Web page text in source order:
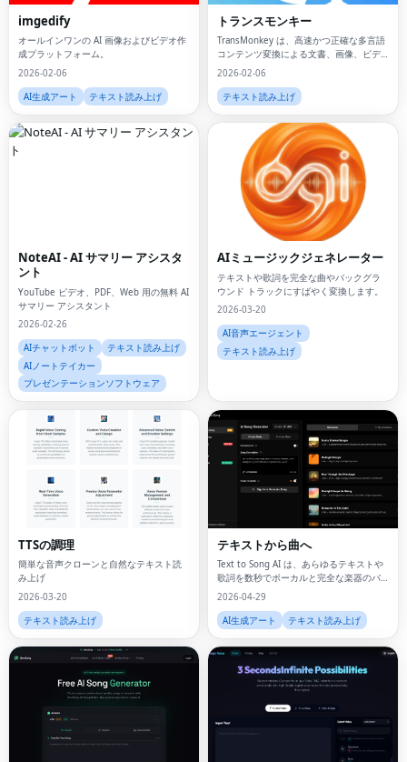
imgedify
オールインワンの AI 画像およびビデオ作
成プラットフォーム。
2026-02-06
AI生成アート
テキスト読み上げ
トランスモンキー
TransMonkey は、高速かつ正確な多言語
コンテンツ変換による文書、画像、ビデ
オの翻訳をサポートする AI を活用した翻
2026-02-06
テキスト読み上げ
NoteAI - AI サマリー アシスタ
ント
YouTube ビデオ、PDF、Web 用の無料 AI
サマリー アシスタント
2026-02-26
AIチャットボット
テキスト読み上げ
AIノートテイカー
プレゼンテーションソフトウェア
AIミュージックジェネレーター
テキストや歌詞を完全な曲やバックグラ
ウンド トラックにすばやく変換します。
2026-03-20
AI音声エージェント
テキスト読み上げ
TTSの調理
簡単な音声クローンと自然なテキスト読
み上げ
2026-03-20
テキスト読み上げ
テキストから曲へ
Text to Song AI は、あらゆるテキストや
歌詞を数秒でボーカルと完全な楽器のバ
ッキングを備えた完全な曲に変換するオ
2026-04-29
AI生成アート
テキスト読み上げ